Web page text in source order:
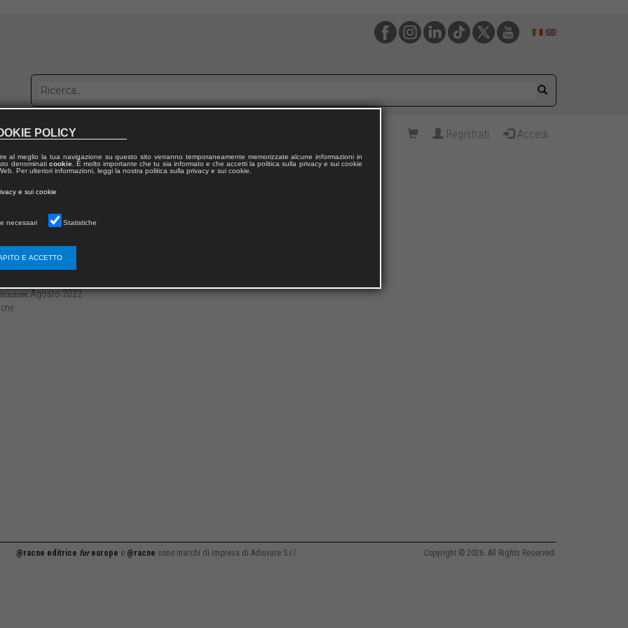
con noi Registrati Accedi
Agosto 2022
@racne editrice foreurope e @racne sono marchi di impresa di Adiuvare S.r.l. Copyright © 2026. All Rights Reserved.
POLICY
al meglio la tua navigazione su questo sito verranno temporaneamente memorizzate alcune informazioni in
denominati cookie. È molto importante che tu sia informato e che accetti la politica sulla privacy e sui cookie
Per ulteriori informazioni, leggi la nostra politica sulla privacy e sui cookie.
e sui cookie
necessari Statistiche
E ACCETTO